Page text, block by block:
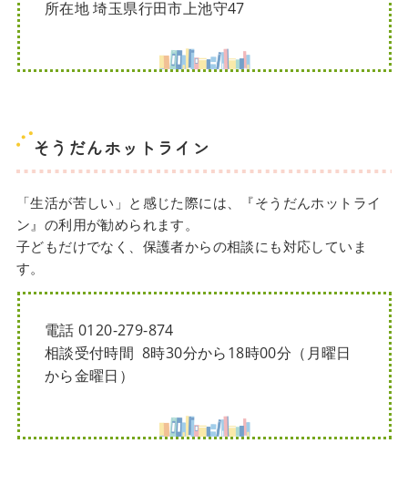
所在地 埼玉県行田市上池守47
そうだんホットライン
「生活が苦しい」と感じた際には、『そうだんホットライ
ン』の利用が勧められます。
子どもだけでなく、保護者からの相談にも対応していま
す。
電話 0120-279-874
相談受付時間 8時30分から18時00分（月曜日
から金曜日）